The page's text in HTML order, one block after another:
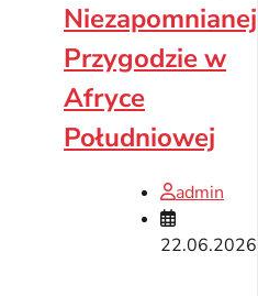
Niezapomnianej
Przygodzie w
Afryce
Południowej
admin
22.06.2026